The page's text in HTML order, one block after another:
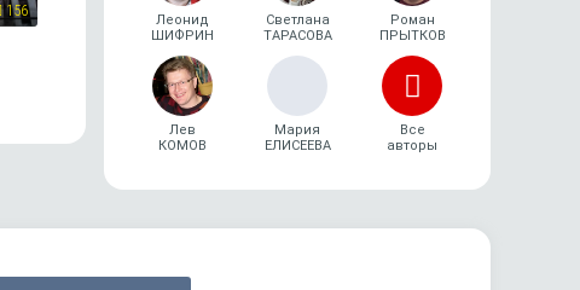
156 ПРОИСШЕСТВИЯ
Кого испортил «квартирный
ФИНАНСОВОЕ
Воронежцам
о повышении платы
за коммунальные
Леонид
ШИФРИН
Светлана
ТАРАСОВА
Роман
ПРЫТКОВ
Лев
КОМОВ
Мария
ЕЛИСЕЕВА
Все
авторы